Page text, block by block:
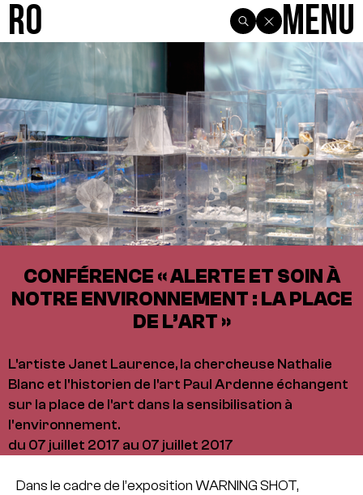
R0 Menu
CONFÉRENCE « ALERTE ET SOIN À
NOTRE ENVIRONNEMENT : LA PLACE
DE L’ART »
L'artiste Janet Laurence, la chercheuse Nathalie
Blanc et l'historien de l'art Paul Ardenne échangent
sur la place de l'art dans la sensibilisation à
l'environnement.
du 07 juillet 2017 au 07 juillet 2017
Dans le cadre de l’exposition WARNING SHOT,